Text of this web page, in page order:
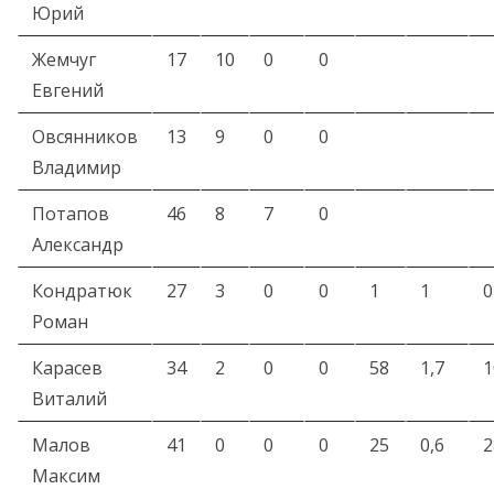
Юрий
Жемчуг
Евгений
17 10 0 0
Овсянников
Владимир
13 9 0 0
Потапов
Александр
46 8 7 0
Кондратюк
Роман
27 3 0 0 1 1 0
Карасев
Виталий
34 2 0 0 58 1,7
Малов
Максим
41 0 0 0 25 0,6